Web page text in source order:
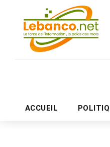
ACCUEIL